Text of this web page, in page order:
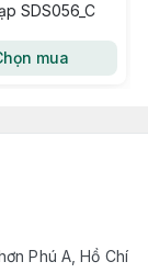
SDS056_C
mua
Phú A, Hồ Chí